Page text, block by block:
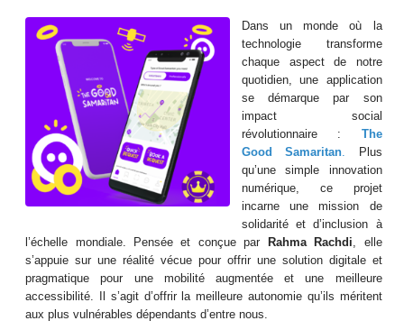
Dans un monde où la
technologie transforme
chaque aspect de notre
quotidien, une application
se démarque par son
impact social
révolutionnaire : The
Good Samaritan. Plus
qu’une simple innovation
numérique, ce projet
incarne une mission de
solidarité et d’inclusion à
l’échelle mondiale. Pensée et conçue par
Rahma Rachdi, elle
s’appuie sur une réalité vécue pour offrir une solution digitale et
pragmatique pour une mobilité augmentée et une meilleure
accessibilité. Il s’agit d’offrir la meilleure autonomie qu’ils méritent
aux plus vulnérables dépendants d’entre nous.